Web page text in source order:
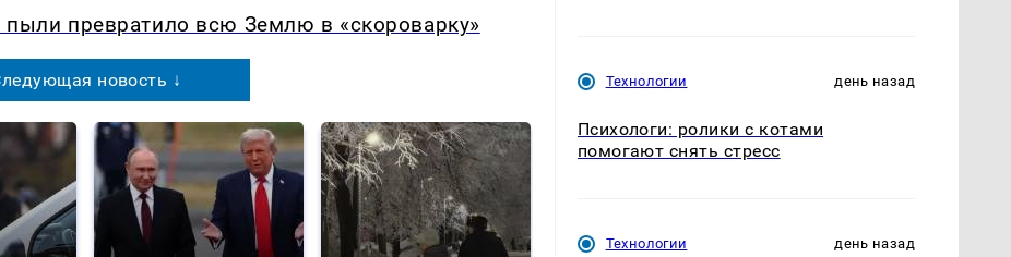
превратило всю Землю в «скороварку»
новость ↓
Технологии день назад
Психологи: ролики с котами
помогают снять стресс
Технологии день назад